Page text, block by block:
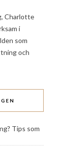
Charlotte
i
som
och
Tips som